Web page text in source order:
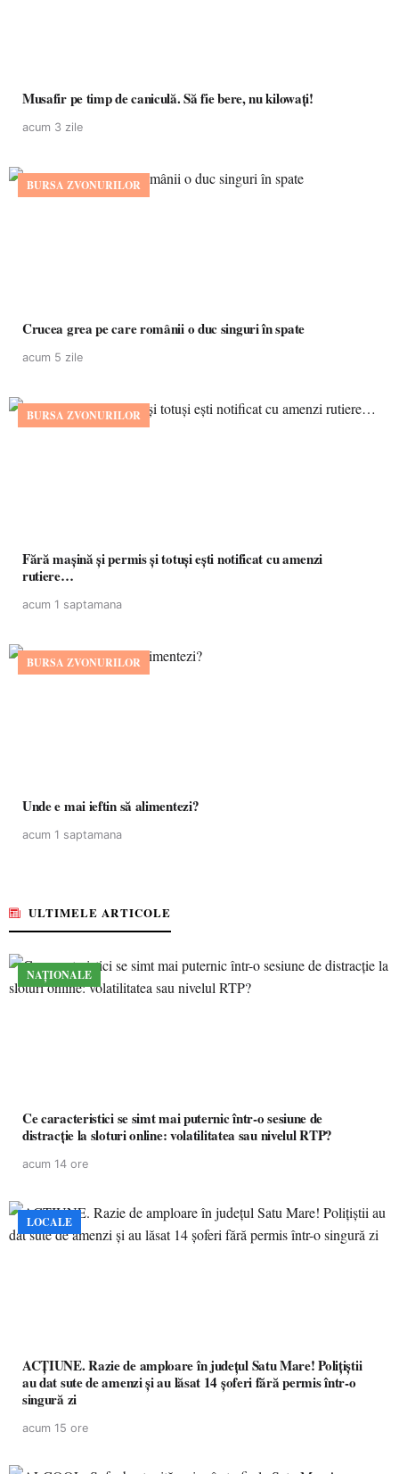
Musafir pe timp de caniculă. Să fie bere, nu kilowați!
acum 3 zile
BURSA ZVONURILOR
Crucea grea pe care românii o duc singuri în spate
acum 5 zile
BURSA ZVONURILOR
Fără mașină și permis și totuși ești notificat cu amenzi
rutiere…
acum 1 saptamana
BURSA ZVONURILOR
Unde e mai ieftin să alimentezi?
acum 1 saptamana
ULTIMELE ARTICOLE
NAȚIONALE
Ce caracteristici se simt mai puternic într-o sesiune de
distracție la sloturi online: volatilitatea sau nivelul RTP?
acum 14 ore
LOCALE
ACȚIUNE. Razie de amploare în județul Satu Mare! Polițiștii
au dat sute de amenzi și au lăsat 14 șoferi fără permis într-o
singură zi
acum 15 ore